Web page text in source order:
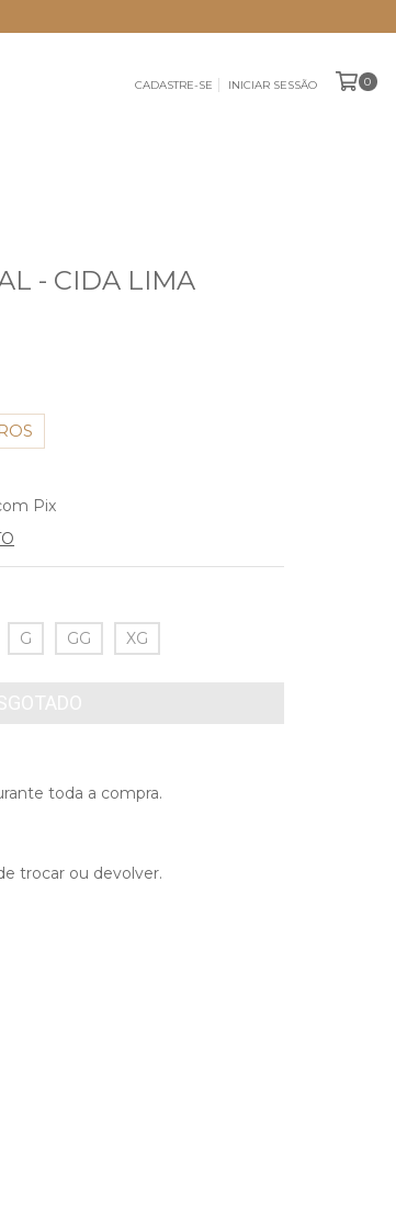
CADASTRE-SE INICIAR SESSÃO 0
- CIDA LIMA
Pix
G GG XG
toda a compra.
trocar ou devolver.